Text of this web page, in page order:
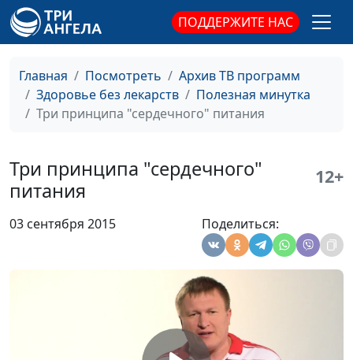
ПОДДЕРЖИТЕ НАС
Главная Посмотреть
Архив ТВ программ
Здоровье без лекарств
Полезная минутка
Три принципа "сердечного" питания
Три принципа "сердечного"
питания
12+
03 сентября 2015 Поделиться:
Как приучить
детей кушать
Андрей Прокопьев #97
Физическая
активность -
Андрей Прокопьев
Биодобавки и
болезни сердца
Андрей Прокопьев
крепких костей
Андрей Прокопьев